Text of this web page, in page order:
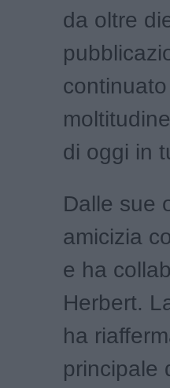
da oltre
di oggi in
Dalle sue
amicizia
e ha
Herbert.
ha
principale